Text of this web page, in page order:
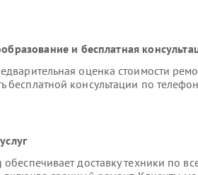
и бесплатная
оценка стоимости
бесплатной консультации по
доставку техники по